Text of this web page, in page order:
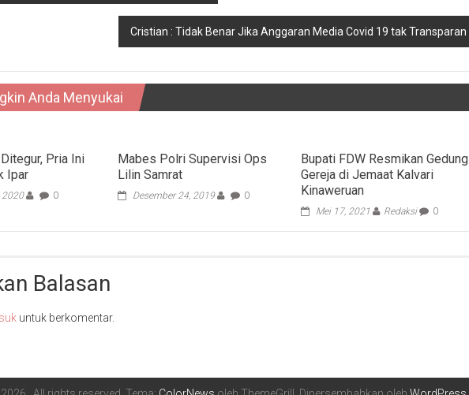
Cristian : Tidak Benar Jika Anggaran Media Covid 19 tak Transparan
Anda Menyukai
Pria Ini
Ipar
2020 0
Mabes Polri Supervisi Ops
Lilin Samrat
Desember 24, 2019 0
Bupati FDW Resmikan Gedung
Gereja di Jemaat Kalvari
Kinaweruan
Mei 17, 2021 Redaksi 0
Balasan
untuk berkomentar.